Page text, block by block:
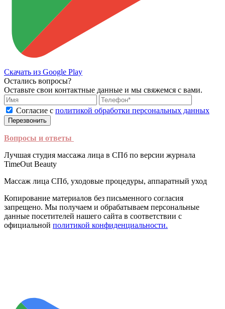
Скачать из Google Play
Остались вопросы?
Оставьте свои контактные данные и мы свяжемся с вами.
Согласие с политикой обработки персональных данных
Перезвонить
Вопросы и ответы
Лучшая студия массажа лица в СПб по версии журнала
TimeOut Beauty
Массаж лица СПб, уходовые процедуры, аппаратный уход
Копирование материалов без письменного согласия
запрещено. Мы получаем и обрабатываем персональные
данные посетителей нашего сайта в соответствии с
официальной политикой конфиденциальности.